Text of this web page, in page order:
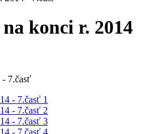
konci r. 2014
- 7.časť